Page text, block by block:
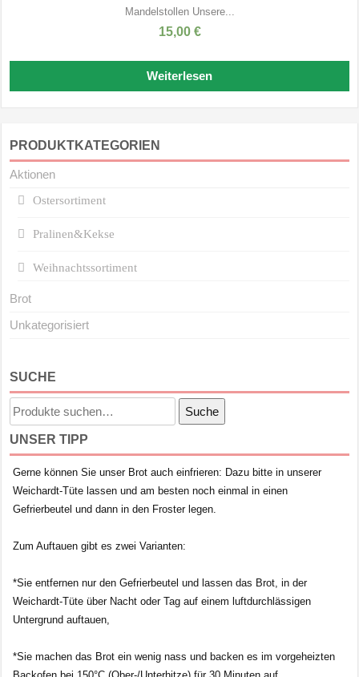
Mandelstollen Unsere...
15,00 €
Weiterlesen
PRODUKTKATEGORIEN
Aktionen
Ostersortiment
Pralinen&Kekse
Weihnachtssortiment
Brot
Unkategorisiert
SUCHE
Suche
nach:
Suche
UNSER TIPP
Gerne können Sie unser Brot auch einfrieren: Dazu bitte in unserer
Weichardt-Tüte lassen und am besten noch einmal in einen
Gefrierbeutel und dann in den Froster legen.
Zum Auftauen gibt es zwei Varianten:
*Sie entfernen nur den Gefrierbeutel und lassen das Brot, in der
Weichardt-Tüte über Nacht oder Tag auf einem luftdurchlässigen
Untergrund auftauen,
*Sie machen das Brot ein wenig nass und backen es im vorgeheizten